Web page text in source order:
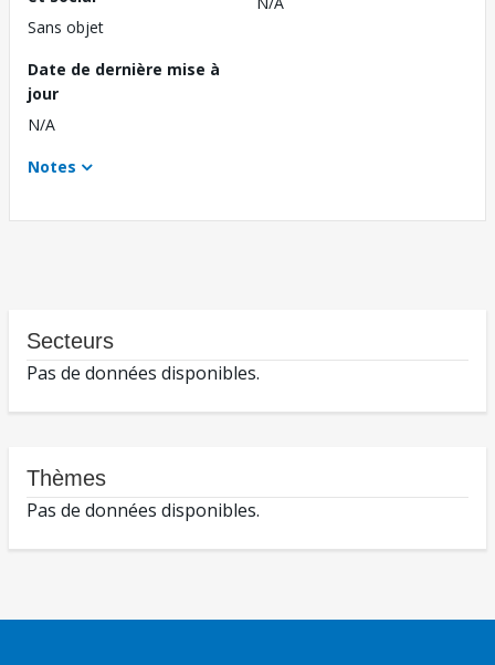
Sans objet
Date de dernière mise à
jour
N/A
Notes
Secteurs
Pas de données disponibles.
Thèmes
Pas de données disponibles.